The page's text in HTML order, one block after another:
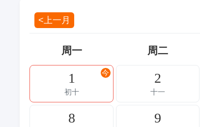
<上一月
周一 周二
1
初十
今 2
十一
8 9